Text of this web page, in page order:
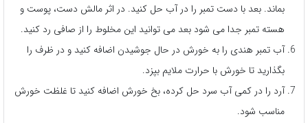
بماند. بعد با دست تمبر را در آب حل کنید. در اثر مالش دست، پوست و
هسته تمبر جدا می شود بعد می توانید این مخلوط را از صافی رد کنید.
آب تمبر هندی را به خورش در حال جوشیدن اضافه کنید و در ظرف را
بگذارید تا خورش با حرارت ملایم بپزد.
آرد را در کمی آب سرد حل کرده، بخ خورش اضافه کنید تا غلظت خورش
مناسب شود.